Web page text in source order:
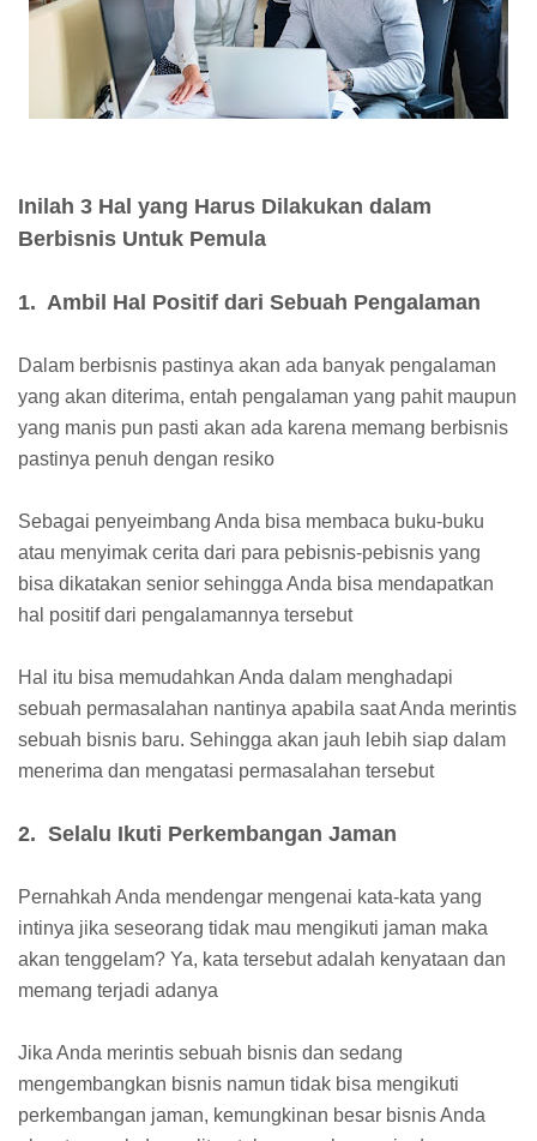
Inilah 3 Hal yang Harus Dilakukan dalam
Berbisnis Untuk Pemula
1. Ambil Hal Positif dari Sebuah Pengalaman
Dalam berbisnis pastinya akan ada banyak pengalaman
yang akan diterima, entah pengalaman yang pahit maupun
yang manis pun pasti akan ada karena memang berbisnis
pastinya penuh dengan resiko
Sebagai penyeimbang Anda bisa membaca buku-buku
atau menyimak cerita dari para pebisnis-pebisnis yang
bisa dikatakan senior sehingga Anda bisa mendapatkan
hal positif dari pengalamannya tersebut
Hal itu bisa memudahkan Anda dalam menghadapi
sebuah permasalahan nantinya apabila saat Anda merintis
sebuah bisnis baru. Sehingga akan jauh lebih siap dalam
menerima dan mengatasi permasalahan tersebut
2. Selalu Ikuti Perkembangan Jaman
Pernahkah Anda mendengar mengenai kata-kata yang
intinya jika seseorang tidak mau mengikuti jaman maka
akan tenggelam? Ya, kata tersebut adalah kenyataan dan
memang terjadi adanya
Jika Anda merintis sebuah bisnis dan sedang
mengembangkan bisnis namun tidak bisa mengikuti
perkembangan jaman, kemungkinan besar bisnis Anda